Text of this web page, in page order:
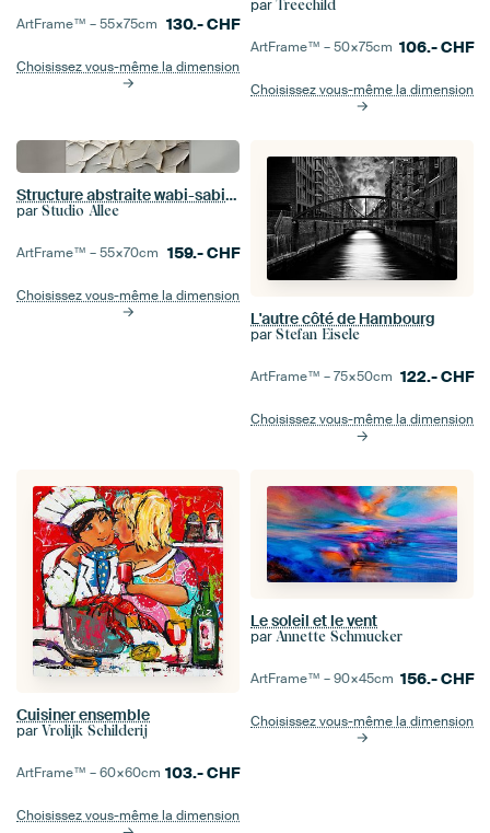
ArtFrame™ –55×75cm 130.-CHF
Choisissez vous-même la dimension
par Treechild
ArtFrame™ –50×75cm 106.-CHF
Choisissez vous-même la dimension
Structure abstraite wabi-sabi en blanc
par Studio Allee
ArtFrame™ –55×70cm 159.-CHF
Choisissez vous-même la dimension
L'autre côté de Hambourg
par Stefan Eisele
ArtFrame™ –75×50cm 122.-CHF
Choisissez vous-même la dimension
Cuisiner ensemble
par Vrolijk Schilderij
ArtFrame™ –60×60cm 103.-CHF
Choisissez vous-même la dimension
Le soleil et le vent
par Annette Schmucker
ArtFrame™ –90×45cm 156.-CHF
Choisissez vous-même la dimension